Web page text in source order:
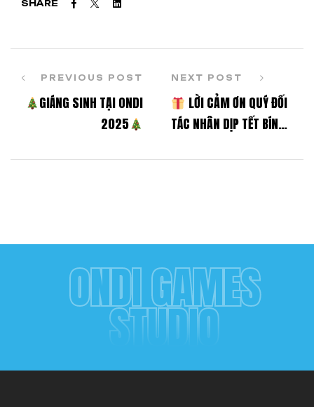
SHARE
PREVIOUS POST
GIÁNG SINH TẠI ONDI
2025
NEXT POST
LỜI CẢM ƠN QUÝ ĐỐI
TÁC NHÂN DỊP TẾT BÍNH
ONDI GAMES
STUDIO